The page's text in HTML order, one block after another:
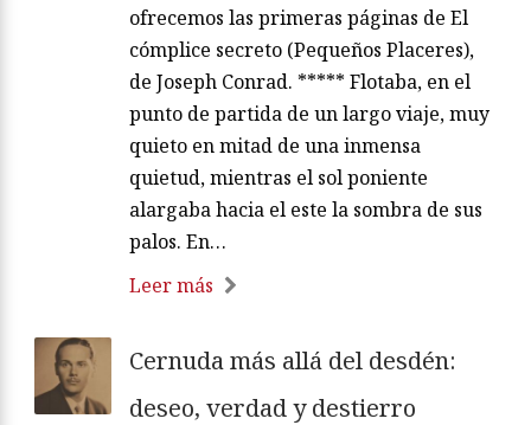
ofrecemos las primeras páginas de El
cómplice secreto (Pequeños Placeres),
de Joseph Conrad. ***** Flotaba, en el
punto de partida de un largo viaje, muy
quieto en mitad de una inmensa
quietud, mientras el sol poniente
alargaba hacia el este la sombra de sus
palos. En…
Leer más
Cernuda más allá del desdén:
deseo, verdad y destierro